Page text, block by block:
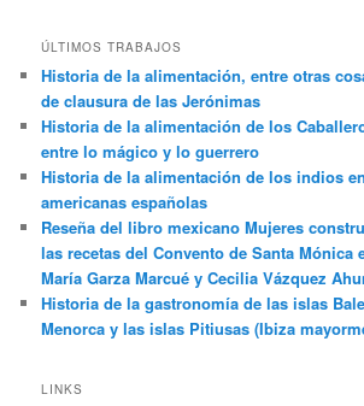
ÚLTIMOS TRABAJOS
Historia de la alimentación, entre otras
de clausura de las Jerónimas
Historia de la alimentación de los
entre lo mágico y lo guerrero
Historia de la alimentación de los indios
americanas españolas
Reseña del libro mexicano Mujeres
las recetas del Convento de Santa Mónica
María Garza Marcué y Cecilia Vázquez
Historia de la gastronomía de las islas
Menorca y las islas Pitiusas (Ibiza
LINKS